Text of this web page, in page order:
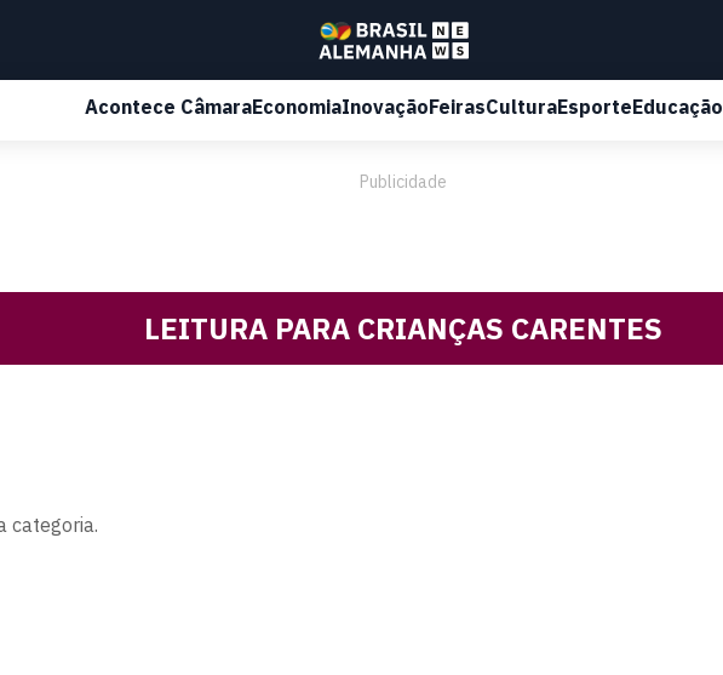
Acontece CâmaraEconomiaInovaçãoFeirasCulturaEsporteEducação
Publicidade
LEITURA PARA CRIANÇAS CARENTES
categoria.